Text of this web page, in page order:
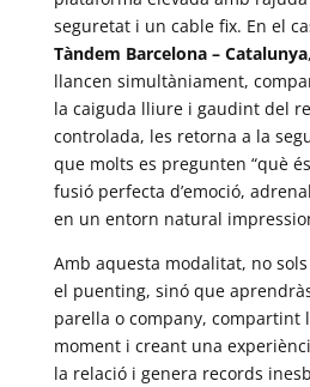
seguretat i un cable fix. En el
Tàndem Barcelona – Catalunya
llancen simultàniament,
la caiguda lliure i gaudint del
controlada, les retorna a la
que molts es pregunten “què
fusió perfecta d’emoció,
en un entorn natural
Amb aquesta modalitat, no
el puenting, sinó que
parella o company, compartint
moment i creant una
la relació i genera records